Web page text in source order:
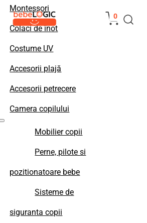
Montessori
Colaci de înot
Costume UV
Accesorii plajă
Accesorii petrecere
Camera copilului
Mobilier copii
Perne, pilote si
pozitionatoare bebe
Sisteme de
siguranta copii
0